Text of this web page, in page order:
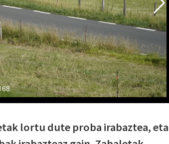
lortu dute proba irabaztea, eta